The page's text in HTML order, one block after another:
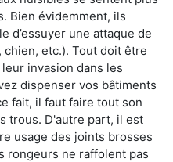
Bien évidemment, ils
d’essuyer une attaque de
etc.). Tout doit être
invasion dans les
dispenser vos bâtiments
fait, il faut faire tout son
trous. D'autre part, il est
usage des joints brosses
rongeurs ne raffolent pas